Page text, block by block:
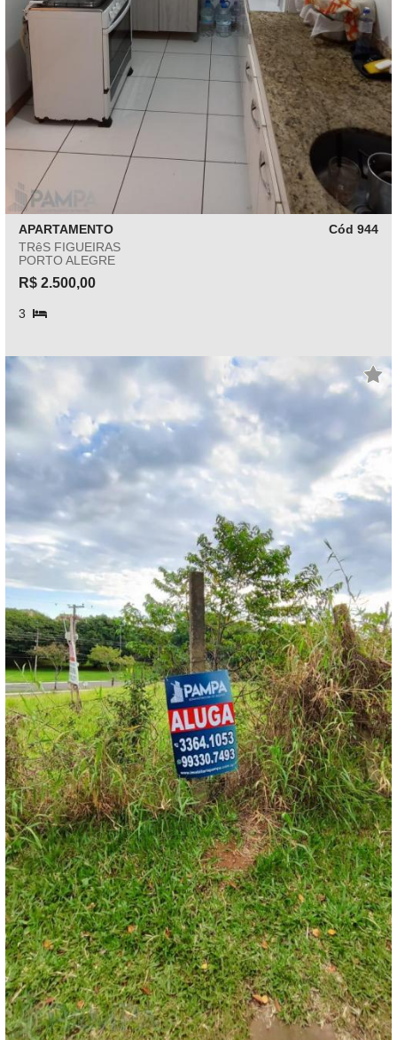
APARTAMENTO
Cód 944
TRêS FIGUEIRAS
PORTO ALEGRE
R$ 2.500,00
3